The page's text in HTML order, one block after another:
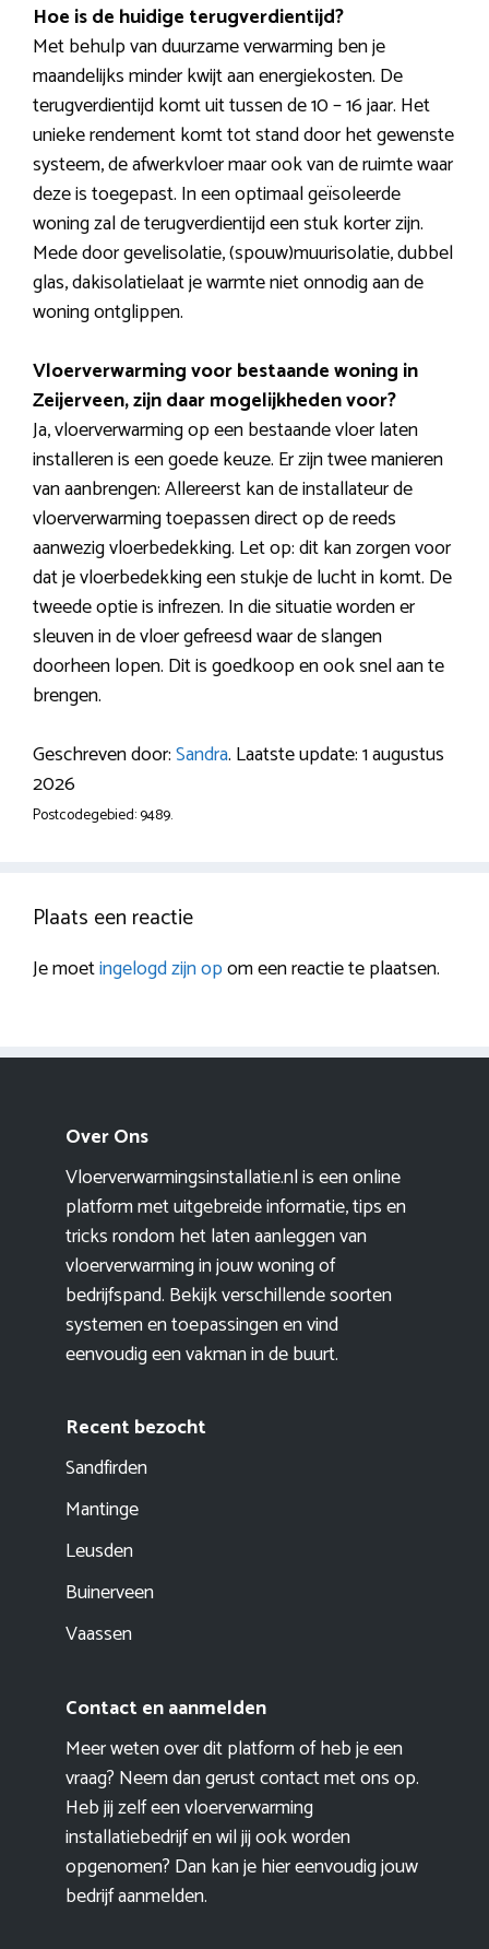
Hoe is de huidige terugverdientijd?
Met behulp van duurzame verwarming ben je
maandelijks minder kwijt aan energiekosten. De
terugverdientijd komt uit tussen de 10 – 16 jaar. Het
unieke rendement komt tot stand door het gewenste
systeem, de afwerkvloer maar ook van de ruimte waar
deze is toegepast. In een optimaal geïsoleerde
woning zal de terugverdientijd een stuk korter zijn.
Mede door gevelisolatie, (spouw)muurisolatie, dubbel
glas, dakisolatielaat je warmte niet onnodig aan de
woning ontglippen.
Vloerverwarming voor bestaande woning in
Zeijerveen, zijn daar mogelijkheden voor?
Ja, vloerverwarming op een bestaande vloer laten
installeren is een goede keuze. Er zijn twee manieren
van aanbrengen: Allereerst kan de installateur de
vloerverwarming toepassen direct op de reeds
aanwezig vloerbedekking. Let op: dit kan zorgen voor
dat je vloerbedekking een stukje de lucht in komt. De
tweede optie is infrezen. In die situatie worden er
sleuven in de vloer gefreesd waar de slangen
doorheen lopen. Dit is goedkoop en ook snel aan te
brengen.
Geschreven door:Sandra. Laatste update: 1 augustus
2026
Postcodegebied: 9489.
Plaats een reactie
Je moetingelogd zijn opom een reactie te plaatsen.
Over Ons
Vloerverwarmingsinstallatie.nl is een online
platform met uitgebreide informatie, tips en
tricks rondom het laten aanleggen van
vloerverwarming in jouw woning of
bedrijfspand. Bekijk verschillende soorten
systemen en toepassingen en vind
eenvoudig een vakman in de buurt.
Recent bezocht
Sandfirden
Mantinge
Leusden
Buinerveen
Vaassen
Contact en aanmelden
Meer weten over dit platform of heb je een
vraag? Neem dan gerust contact met ons op.
Heb jij zelf een vloerverwarming
installatiebedrijf en wil jij ook worden
opgenomen? Dan kan je hier eenvoudigjouw
bedrijf aanmelden.